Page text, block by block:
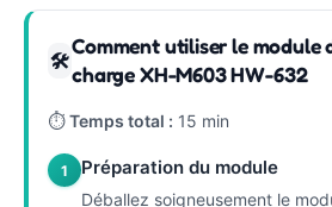
🛠
Comment utiliser le module
charge XH-M603 HW-632
⏱Temps total : 15 min
1 Préparation du module
Déballez soigneusement le